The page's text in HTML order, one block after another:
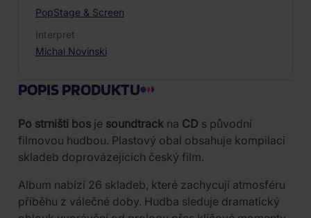
PopStage & Screen
Interpret
Michal Novinski
POPIS PRODUKTU
Po strništi bos je soundtrack na CD s původní
filmovou hudbou. Plastový obal obsahuje kompilaci
skladeb doprovázejících český film.
Album nabízí 26 skladeb, které zachycují atmosféru
příběhu z válečné doby. Hudba sleduje dramatický